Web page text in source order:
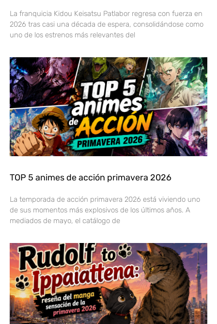
La franquicia Kidou Keisatsu Patlabor regresa con fuerza en
2026 tras casi una década de espera, consolidándose como
uno de los estrenos más relevantes del
TOP 5 animes de acción primavera 2026
La temporada de acción primavera 2026 está viviendo uno
de sus momentos más explosivos de los últimos años. A
mediados de mayo, el catálogo de